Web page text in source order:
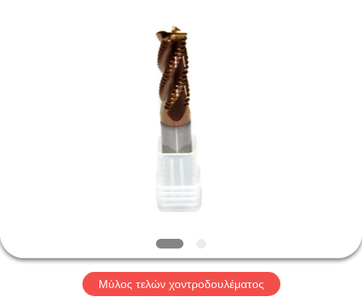
ΓΎΡΟΣ
ΕΡΓΟΣΤΑΣΊΩΝΜύλος τελών χοντροδουλέματος